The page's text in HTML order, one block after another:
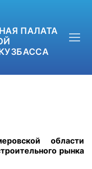
ПАЛАТА
области
рынка